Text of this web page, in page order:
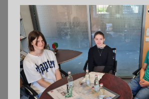
Rottenburg
a.
d.
Laaber